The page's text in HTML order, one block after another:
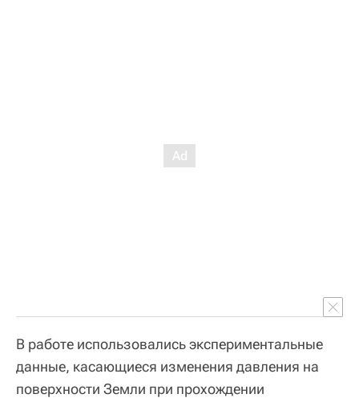
В работе использовались экспериментальные
данные, касающиеся изменения давления на
поверхности Земли при прохождении